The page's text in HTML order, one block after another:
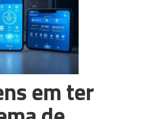
CFTV
em ter